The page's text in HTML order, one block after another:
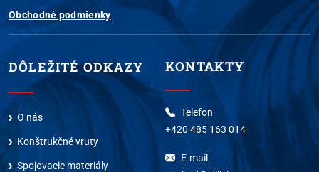
1P_JAR
Marketingové 1 mesiac Google Ads
ads/ga-
audiences
Marketingové relácie
Google
Obchodné podmienky
DÔLEŽITÉ ODKAZY
O nás
Konštrukčné vruty
Spojovacie materiály
KONTAKTY
Telefon
+420 485 163 014
E-mail